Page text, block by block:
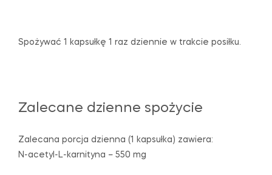
Spożywać 1 kapsułkę 1 raz dziennie w trakcie posiłku.
Zalecane dzienne spożycie
Zalecana porcja dzienna (1 kapsułka) zawiera:
N-acetyl-L-karnityna – 550 mg